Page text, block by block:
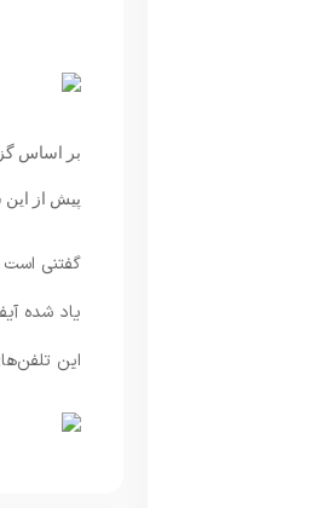
بر اساس
پیش از این شایعات تأکید
این